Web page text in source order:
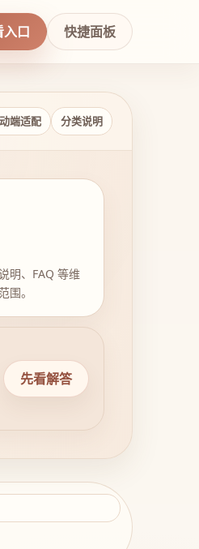
入口 快捷面板
端适配 分类说明
明、FAQ 等维
围。
先看解答